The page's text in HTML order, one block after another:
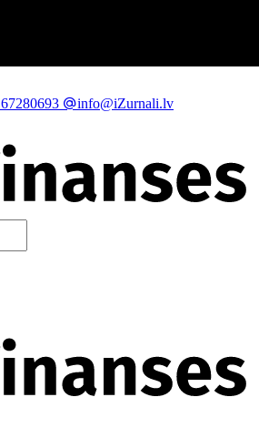
67280693
info@iZurnali.lv